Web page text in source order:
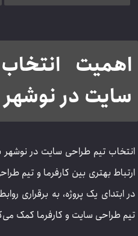
اهمیت
سایت در نوشهر
انتخاب تیم طراحی سایت در
ارتباط بهتری بین کارفرما و تیم
در ابتدای یک پروژه، به برقراری
تیم طراحی سایت و کارفرما کمک